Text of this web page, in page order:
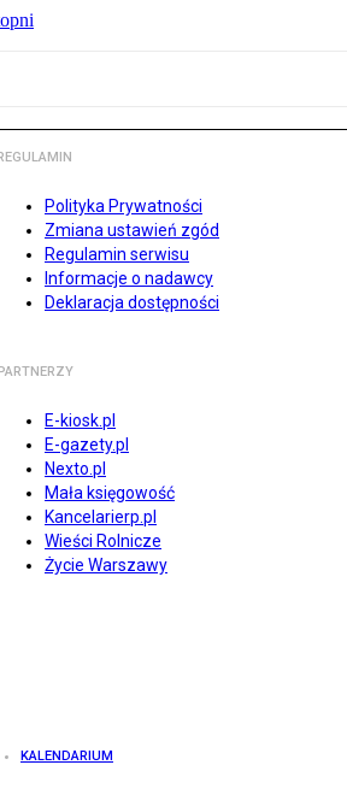
REGULAMIN
Polityka Prywatności
Zmiana ustawień zgód
Regulamin serwisu
Informacje o nadawcy
Deklaracja dostępności
PARTNERZY
E-kiosk.pl
E-gazety.pl
Nexto.pl
Mała księgowość
Kancelarierp.pl
Wieści Rolnicze
Życie Warszawy
KALENDARIUM